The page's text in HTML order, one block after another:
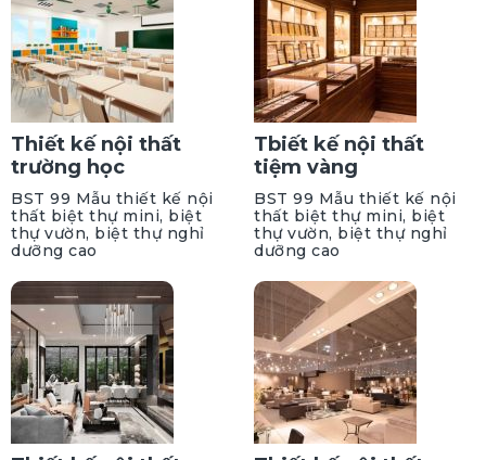
Thiết kế nội thất
trường học
BST 99 Mẫu thiết kế nội
thất biệt thự mini, biệt
thự vườn, biệt thự nghỉ
dưỡng cao
Tbiết kế nội thất
tiệm vàng
BST 99 Mẫu thiết kế nội
thất biệt thự mini, biệt
thự vườn, biệt thự nghỉ
dưỡng cao